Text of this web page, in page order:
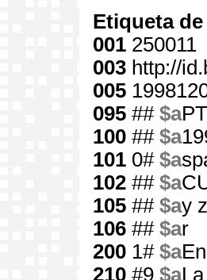
Etiqueta
001 250011
003 http://
005
095 ## $a
100 ## $a
101 0# $a
102 ## $a
105 ## $ay
106 ## $ar
200 1# $a
210 #9 $a